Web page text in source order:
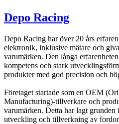
Depo Racing
Depo Racing har över 20 års
elektronik, inklusive mätare och
varumärken. Den långa
kompetens och stark
produkter med god precision och
Företaget startade som en OEM
Manufacturing)-tillverkare och
varumärken. Detta har lagt
utveckling och tillverkning av